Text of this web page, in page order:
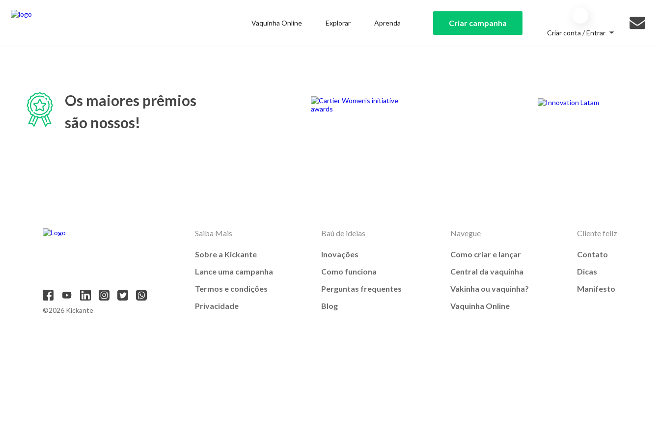
Vaquinha Online Explorar Aprenda Criar campanha
Criar conta / Entrar
Os maiores prêmios
são nossos!
©2026 Kickante
Saiba Mais
Sobre a Kickante
Lance uma campanha
Termos e condições
Privacidade
Baú de ideias
Inovações
Como funciona
Perguntas frequentes
Blog
Navegue
Como criar e lançar
Central da vaquinha
Vakinha ou vaquinha?
Vaquinha Online
Cliente feliz
Contato
Dicas
Manifesto